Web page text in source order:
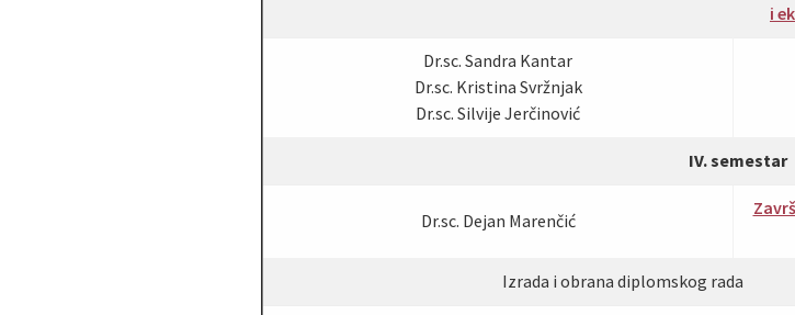
i
Dr.sc. Sandra Kantar
Dr.sc. Kristina Svržnjak
Dr.sc. Silvije Jerčinović
IV. semestar
Dr.sc. Dejan Marenčić
Izrada i obrana diplomskog rada